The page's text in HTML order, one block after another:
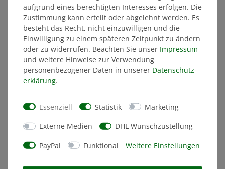
aufgrund eines berechtigten Interesses erfolgen. Die
Zustimmung kann erteilt oder abgelehnt werden. Es
besteht das Recht, nicht einzuwilligen und die
Einwilligung zu einem späteren Zeitpunkt zu ändern
oder zu widerrufen. Beachten Sie unser Impressum
und weitere Hinweise zur Verwendung
personenbezogener Daten in unserer Daten­schutz­
erklärung.
Essenziell Statistik Marketing
Externe Medien DHL Wunschzustellung
PayPal Funktional Weitere Einstellungen